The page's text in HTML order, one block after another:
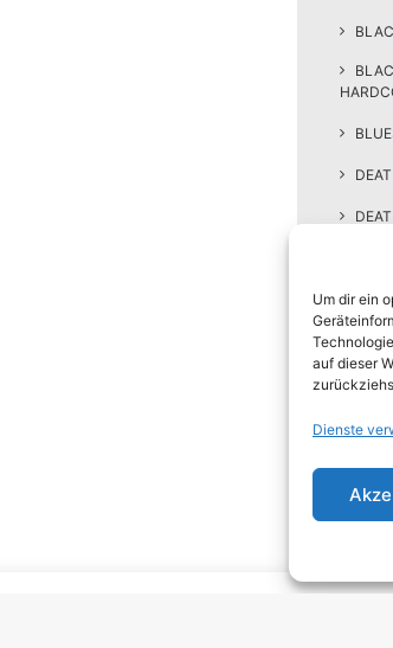
Um dir ein
auf dieser
Dienste
EMO
EMO